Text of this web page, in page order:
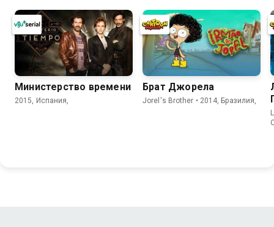
Министерство времени
2015, Испания,
Брат Джорела
Jorel's Brother • 2014, Бразилия,